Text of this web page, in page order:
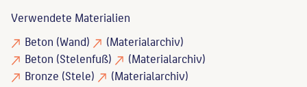
Verwendete Materialien
Beton (Wand)
(Materialarchiv)
Beton (Stelenfuß)
(Materialarchiv)
Bronze (Stele) (Materialarchiv)